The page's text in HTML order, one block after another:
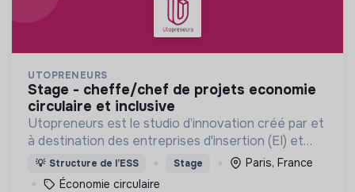
UTOPRENEURS
stage - cheffe/chef de projets economie
circulaire et inclusive
Utopreneurs est le studio d’innovation créé par et
à destination des entreprises d'insertion (EI) et
adaptées (EA). Sa mission est de rendre la société
plus inclusive.
💡 Structure de l’ESS Stage
Paris, France
Économie circulaire